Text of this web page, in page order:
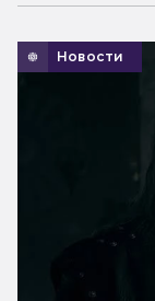
Новости